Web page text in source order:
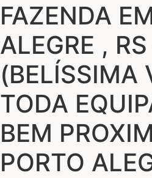
FAZENDA
ALEGRE ,
(BELÍSSIMA
TODA
BEM
PORTO